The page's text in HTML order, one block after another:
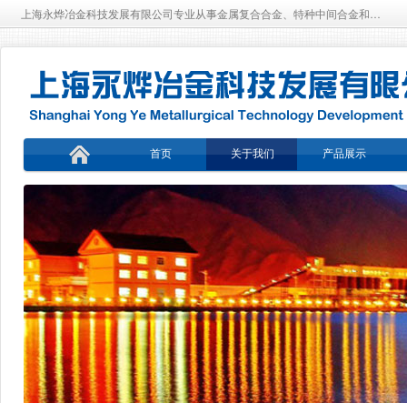
上海永烨冶金科技发展有限公司专业从事金属复合合金、特种中间合金和稀土复合材料的科研生产型企业
首页 关于我们 产品展示